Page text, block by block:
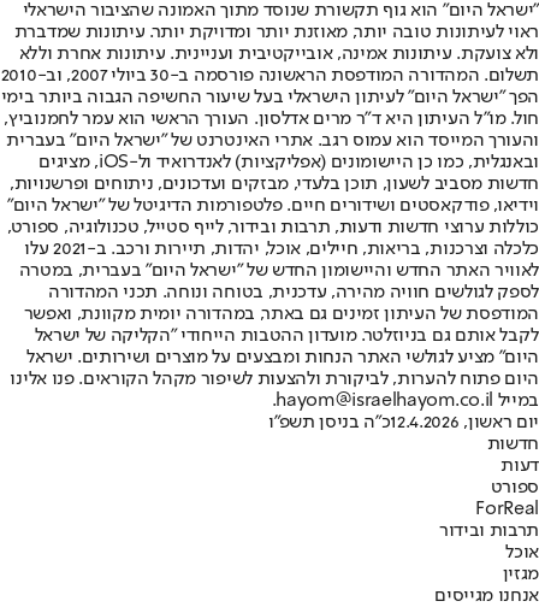
"ישראל היום" הוא גוף תקשורת שנוסד מתוך האמונה שהציבור הישראלי
ראוי לעיתונות טובה יותר, מאוזנת יותר ומדויקת יותר. עיתונות שמדברת
ולא צועקת. עיתונות אמינה, אובייקטיבית ועניינית. עיתונות אחרת וללא
תשלום. המהדורה המודפסת הראשונה פורסמה ב-30 ביולי 2007, וב-2010
הפך "ישראל היום" לעיתון הישראלי בעל שיעור החשיפה הגבוה ביותר בימי
חול. מו"ל העיתון היא ד"ר מרים אדלסון. העורך הראשי הוא עמר לחמנוביץ,
והעורך המייסד הוא עמוס רגב. אתרי האינטרנט של "ישראל היום" בעברית
ובאנגלית, כמו כן היישומונים (אפליקציות) לאנדרואיד ול-iOS, מציגים
חדשות מסביב לשעון, תוכן בלעדי, מבזקים ועדכונים, ניתוחים ופרשנויות,
וידיאו, פודקאסטים ושידורים חיים. פלטפורמות הדיגיטל של "ישראל היום"
כוללות ערוצי חדשות ודעות, תרבות ובידור, לייף סטייל, טכנולוגיה, ספורט,
כלכלה וצרכנות, בריאות, חיילים, אוכל, יהדות, תיירות ורכב. ב-2021 עלו
לאוויר האתר החדש והיישומון החדש של "ישראל היום" בעברית, במטרה
לספק לגולשים חוויה מהירה, עדכנית, בטוחה ונוחה. תכני המהדורה
המודפסת של העיתון זמינים גם באתר, במהדורה יומית מקוונת, ואפשר
לקבל אותם גם בניוזלטר. מועדון ההטבות הייחודי "הקליקה של ישראל
היום" מציע לגולשי האתר הנחות ומבצעים על מוצרים ושירותים. ישראל
היום פתוח להערות, לביקורת ולהצעות לשיפור מקהל הקוראים. פנו אלינו
במייל hayom@israelhayom.co.il.
יום ראשון, 12.4.2026
כ"ה בניסן תשפ"ו
חדשות
דעות
ספורט
ForReal
תרבות ובידור
אוכל
מגזין
אנחנו מגייסים